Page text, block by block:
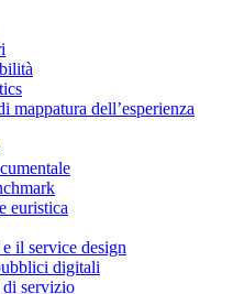
mappatura dell’esperienza
euristica
il service design
digitali
servizio